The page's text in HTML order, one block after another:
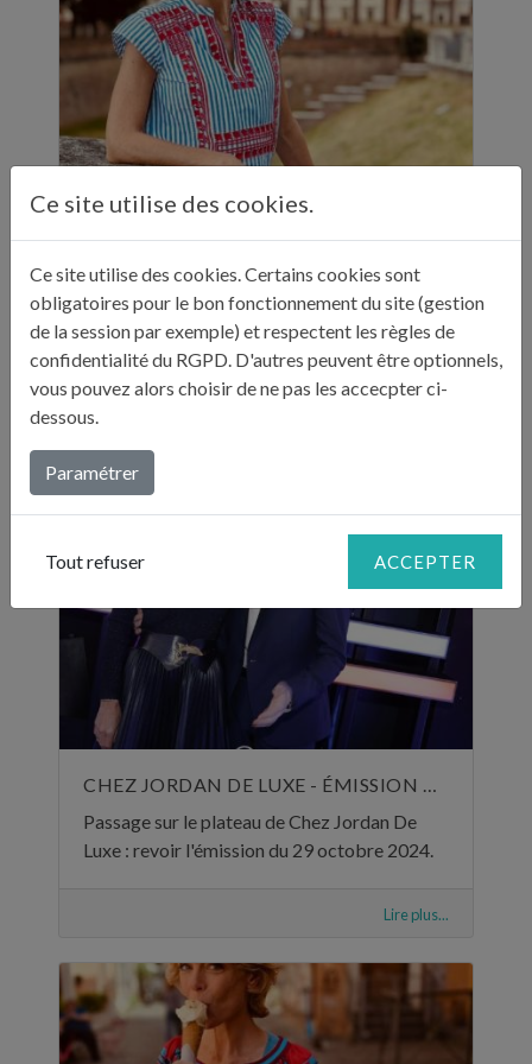
ELLE A TABLE - 11 ADRESSES GASTRONOMIQUES RECOMMANDÉES PAR JULIE ANDRIEU - NOVEMBRE 2024
"Sur ses réseaux, Julie Andrieu nous emmène
en Italie pendant cinq semaines à la
découverte de différentes villes. Entre
adresses culturelles, musées, ...
CHEZ JORDAN DE LUXE - ÉMISSION DU 29 OCTOBRE 2024
Passage sur le plateau de Chez Jordan De
Luxe : revoir l'émission du 29 octobre 2024.
Lire plus...
Ce site utilise des cookies.
Ce site utilise des cookies. Certains cookies sont
obligatoires pour le bon fonctionnement du site (gestion
de la session par exemple) et respectent les règles de
confidentialité du RGPD. D'autres peuvent être optionnels,
vous pouvez alors choisir de ne pas les accecpter ci-
dessous.
Paramétrer
Tout refuser ACCEPTER